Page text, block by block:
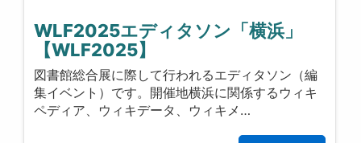
WLF2025エディタソン「横浜」
【WLF2025】
図書館総合展に際して行われるエディタソン（編
集イベント）です。開催地横浜に関係するウィキ
ペディア、ウィキデータ、ウィキメ…